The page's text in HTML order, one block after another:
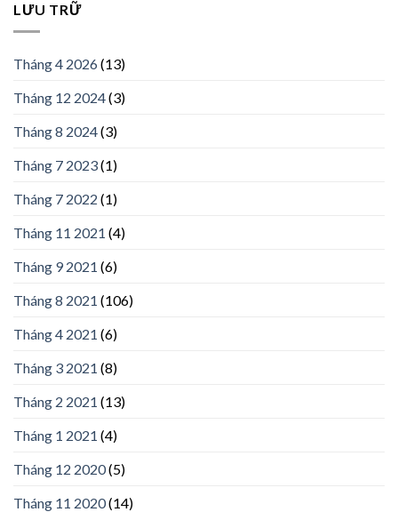
LƯU TRỮ
Tháng 4 2026(13)
Tháng 12 2024(3)
Tháng 8 2024(3)
Tháng 7 2023(1)
Tháng 7 2022 (1)
Tháng 11 2021 (4)
Tháng 9 2021 (6)
Tháng 8 2021 (106)
Tháng 4 2021 (6)
Tháng 3 2021 (8)
Tháng 2 2021 (13)
Tháng 1 2021 (4)
Tháng 12 2020(5)
Tháng 11 2020(14)